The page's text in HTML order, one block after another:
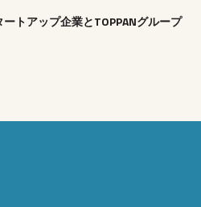
トアップ企業とTOPPANグループ